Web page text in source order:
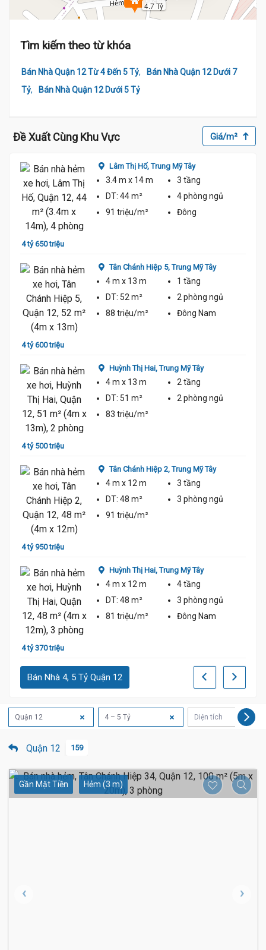
4.7 Tỷ
Tìm kiếm theo từ khóa
Bán Nhà Quận 12 Từ 4 Đến 5 Tỷ,
Bán Nhà Quận 12 Dưới 7
Tỷ, Bán Nhà Quận 12 Dưới 5 Tỷ
Đề Xuất Cùng Khu Vực Giá/m²
4 tỷ 650 triệu
Lâm Thị Hố,Trung Mỹ Tây
3.4 m x 14 m
3 tầng
DT: 44 m² 4 phòng ngủ
91 triệu/m²
Đông
4 tỷ 600 triệu
Tân Chánh Hiệp 5,Trung Mỹ Tây
4 m x 13 m
1 tầng
DT: 52 m² 2 phòng ngủ
88 triệu/m²
Đông Nam
4 tỷ 500 triệu
Huỳnh Thị Hai,Trung Mỹ Tây
4 m x 13 m
2 tầng
DT: 51 m² 2 phòng ngủ
83 triệu/m²
4 tỷ 950 triệu
Tân Chánh Hiệp 2,Trung Mỹ Tây
4 m x 12 m
3 tầng
DT: 48 m² 3 phòng ngủ
91 triệu/m²
4 tỷ 370 triệu
Huỳnh Thị Hai,Trung Mỹ Tây
4 m x 12 m
4 tầng
DT: 48 m² 3 phòng ngủ
81 triệu/m²
Đông Nam
Bán Nhà 4, 5 Tỷ Quận 12
Quận 12 4 – 5 Tỷ Diện tích
Quận 12 159
Gần Mặt Tiền Hẻm (3 m)